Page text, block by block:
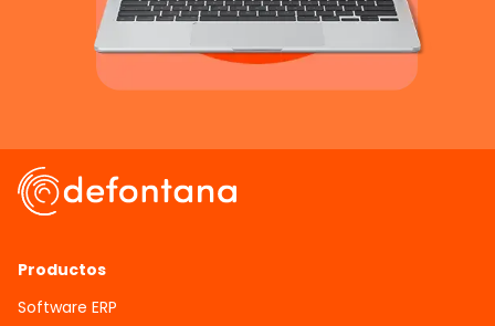
Productos
Software ERP